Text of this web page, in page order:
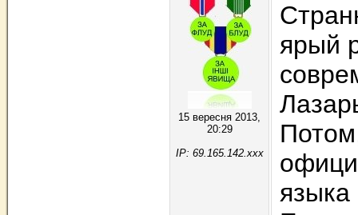
15 вересня 2013,
20:29
IP: 69.165.142.xxx
ярый